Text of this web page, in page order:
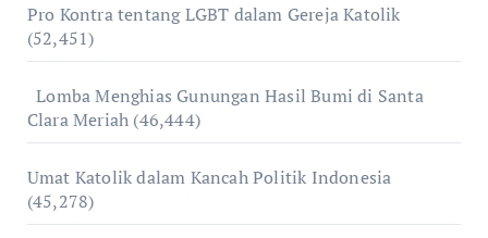
Pro Kontra tentang LGBT dalam Gereja Katolik
(52,451)
Lomba Menghias Gunungan Hasil Bumi di Santa
Clara Meriah (46,444)
Umat Katolik dalam Kancah Politik Indonesia
(45,278)